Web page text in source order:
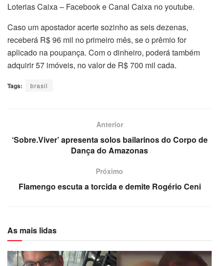
Loterias Caixa – Facebook e Canal Caixa no youtube.
Caso um apostador acerte sozinho as seis dezenas,
receberá R$ 96 mil no primeiro mês, se o prêmio for
aplicado na poupança. Com o dinheiro, poderá também
adquirir 57 imóveis, no valor de R$ 700 mil cada.
Tags: brasil
Anterior
‘Sobre.Viver’ apresenta solos bailarinos do Corpo de
Dança do Amazonas
Próximo
Flamengo escuta a torcida e demite Rogério Ceni
As mais lidas